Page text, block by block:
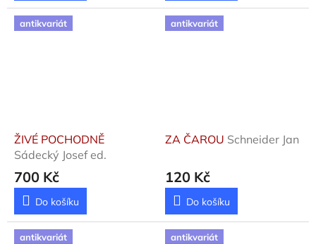
antikvariát
ŽIVÉ POCHODNĚ
Sádecký Josef ed.
700 Kč
Do košíku
antikvariát
ZA ČAROU Schneider Jan
120 Kč
Do košíku
antikvariát antikvariát